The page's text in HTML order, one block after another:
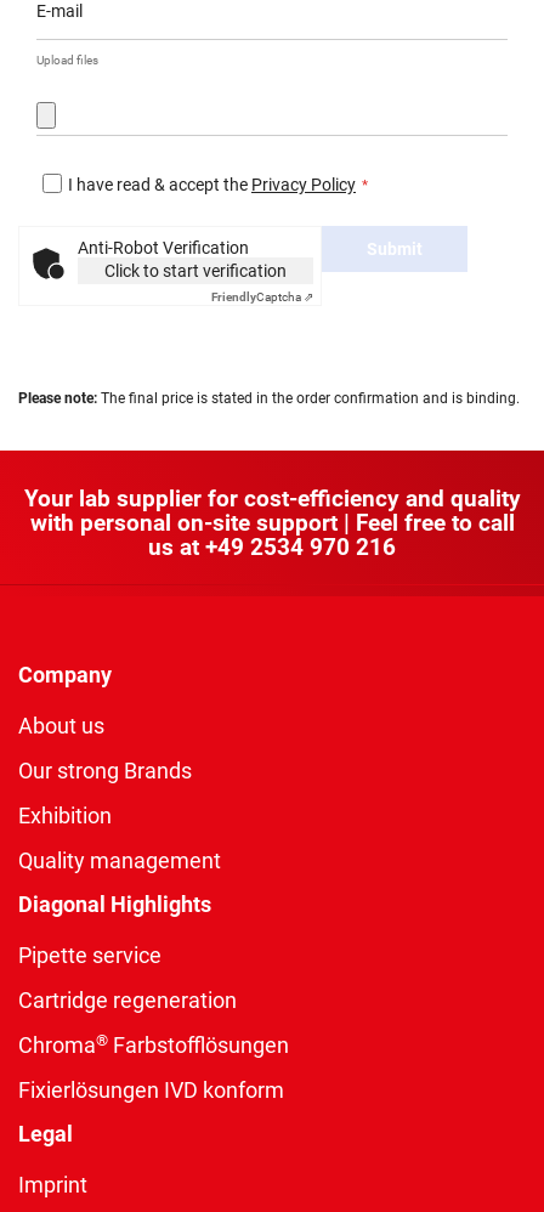
E-mail
Upload files
I have read & accept the Privacy Policy
Anti-Robot Verification
Click to start verification
FriendlyCaptcha ⇗
Submit
Please note: The final price is stated in the order confirmation and is binding.
Your lab supplier for cost-efficiency and quality
with personal on-site support | Feel free to call
us at +49 2534 970 216
Company
About us
Our strong Brands
Exhibition
Quality management
Diagonal Highlights
Pipette service
Cartridge regeneration
Chroma® Farbstofflösungen
Fixierlösungen IVD konform
Legal
Imprint